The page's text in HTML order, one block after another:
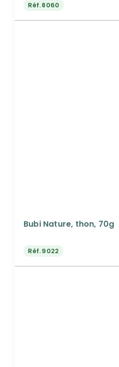
Réf.8060
Bubi Nature, thon, 70g
Réf.9022